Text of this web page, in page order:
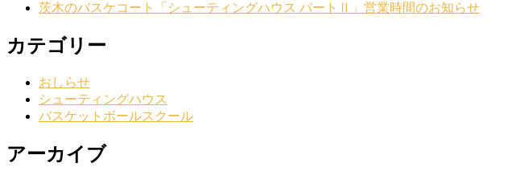
茨木のバスケコート「シューティングハウス パートⅡ」営業時間のお知らせ
カテゴリー
おしらせ
シューティングハウス
バスケットボールスクール
アーカイブ